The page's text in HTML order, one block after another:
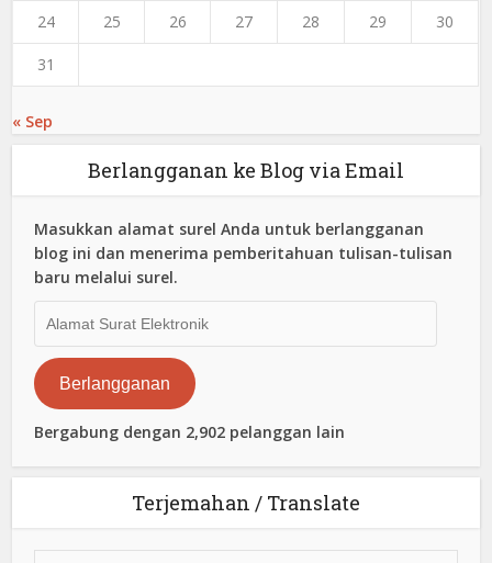
24 25 26 27 28 29 30
31
« Sep
Berlangganan ke Blog via Email
Masukkan alamat surel Anda untuk berlangganan
blog ini dan menerima pemberitahuan tulisan-tulisan
baru melalui surel.
Surat
Elektronik
Berlangganan
Bergabung dengan 2,902 pelanggan lain
Terjemahan / Translate